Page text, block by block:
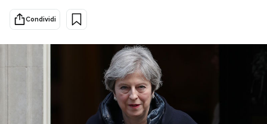
Cultura
Economia
Sport
Mondiali calcio 2026
Condividi